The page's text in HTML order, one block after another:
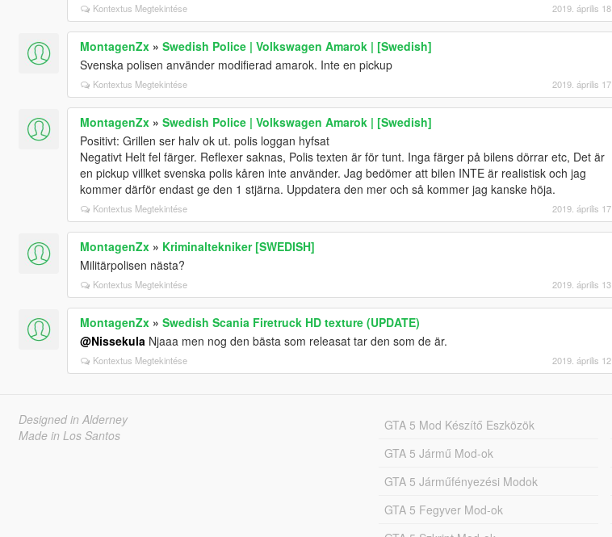
Kontextus Megtekintése 2019. április 18.
MontagenZx» Swedish Police | Volkswagen Amarok | [Swedish]
Svenska polisen använder modifierad amarok. Inte en pickup
Kontextus Megtekintése 2019. április 17.
MontagenZx» Swedish Police | Volkswagen Amarok | [Swedish]
Positivt: Grillen ser halv ok ut. polis loggan hyfsat
Negativt Helt fel färger. Reflexer saknas, Polis texten är för tunt. Inga färger på bilens dörrar etc, Det är
en pickup villket svenska polis kåren inte använder. Jag bedömer att bilen INTE är realistisk och jag
kommer därför endast ge den 1 stjärna. Uppdatera den mer och så kommer jag kanske höja.
Kontextus Megtekintése 2019. április 17.
MontagenZx» Kriminaltekniker [SWEDISH]
Militärpolisen nästa?
Kontextus Megtekintése 2019. április 13.
MontagenZx» Swedish Scania Firetruck HD texture (UPDATE)
@Nissekula Njaaa men nog den bästa som releasat tar den som de är.
Kontextus Megtekintése 2019. április 12.
Designed in Alderney
Made in Los Santos
GTA 5 Mod Készítő Eszközök
GTA 5 Jármű Mod-ok
GTA 5 Járműfényezési Modok
GTA 5 Fegyver Mod-ok